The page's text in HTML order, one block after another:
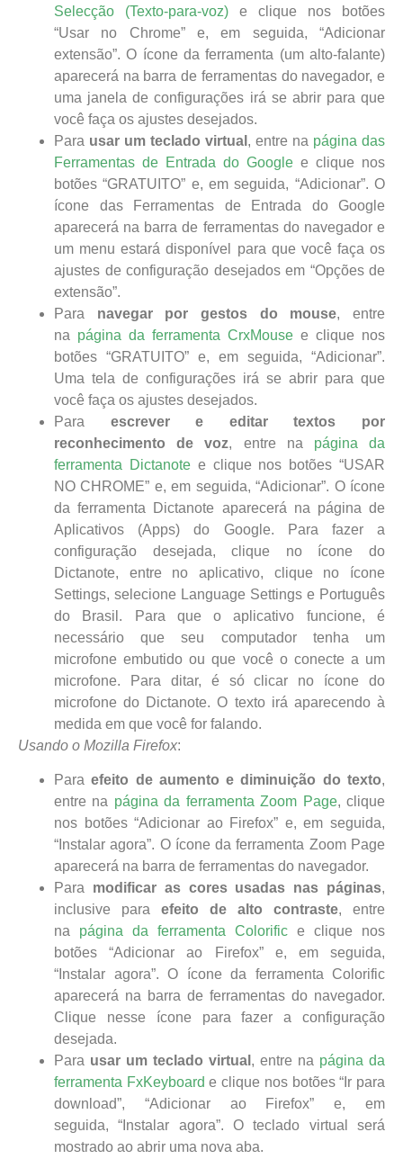
Selecção (Texto-para-voz) e clique nos botões
“Usar no Chrome” e, em seguida, “Adicionar
extensão”. O ícone da ferramenta (um alto-falante)
aparecerá na barra de ferramentas do navegador, e
uma janela de configurações irá se abrir para que
você faça os ajustes desejados.
Para usar um teclado virtual , entre na página das
Ferramentas de Entrada do Google e clique nos
botões “GRATUITO” e, em seguida, “Adicionar”. O
ícone das Ferramentas de Entrada do Google
aparecerá na barra de ferramentas do navegador e
um menu estará disponível para que você faça os
ajustes de configuração desejados em “Opções de
extensão”.
Para navegar por gestos do mouse, entre
na página da ferramenta CrxMouse e clique nos
botões “GRATUITO” e, em seguida, “Adicionar”.
Uma tela de configurações irá se abrir para que
você faça os ajustes desejados.
Para escrever e editar textos por
reconhecimento de voz, entre na página da
ferramenta Dictanote e clique nos botões “USAR
NO CHROME” e, em seguida, “Adicionar”. O ícone
da ferramenta Dictanote aparecerá na página de
Aplicativos (Apps) do Google. Para fazer a
configuração desejada, clique no ícone do
Dictanote, entre no aplicativo, clique no ícone
Settings, selecione Language Settings e Português
do Brasil. Para que o aplicativo funcione, é
necessário que seu computador tenha um
microfone embutido ou que você o conecte a um
microfone. Para ditar, é só clicar no ícone do
microfone do Dictanote. O texto irá aparecendo à
medida em que você for falando.
Usando o Mozilla Firefox:
Paraefeito de aumento e diminuição do texto,
entre na página da ferramenta Zoom Page, clique
nos botões “Adicionar ao Firefox” e, em seguida,
“Instalar agora”. O ícone da ferramenta Zoom Page
aparecerá na barra de ferramentas do navegador.
Para modificar as cores usadas nas páginas,
inclusive para efeito de alto contraste, entre
na página da ferramenta Colorific e clique nos
botões “Adicionar ao Firefox” e, em seguida,
“Instalar agora”. O ícone da ferramenta Colorific
aparecerá na barra de ferramentas do navegador.
Clique nesse ícone para fazer a configuração
desejada.
Para usar um teclado virtual , entre na página da
ferramenta FxKeyboard e clique nos botões “Ir para
download”, “Adicionar ao Firefox” e, em
seguida, “Instalar agora”. O teclado virtual será
mostrado ao abrir uma nova aba.